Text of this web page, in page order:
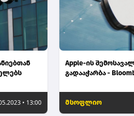
• 13:00
Apple-ის
გადააჭარბა -
მსოფლიო